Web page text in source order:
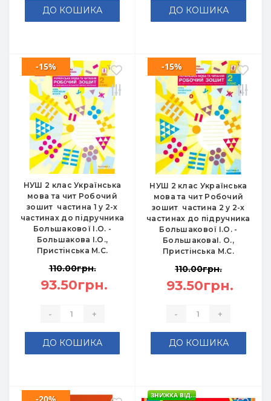
ДО КОШИКА ДО КОШИКА
НУШ 2 клас Українська
мова та чит Робочий
зошит частина 1 у 2-х
частинах до підручника
Большакової І.О. -
Большакова І.О.,
Пристінська М.С.
-15%
110.00грн.
93.50грн.
- +
ДО КОШИКА
НУШ 2 клас Українська
мова та чит Робочий
зошит частина 2 у 2-х
частинах до підручника
Большакової І.О. -
БольшаковаІ. О.,
Пристінська М.С.
-15%
110.00грн.
93.50грн.
- +
ДО КОШИКА
ЗНИЖКА ВІД...